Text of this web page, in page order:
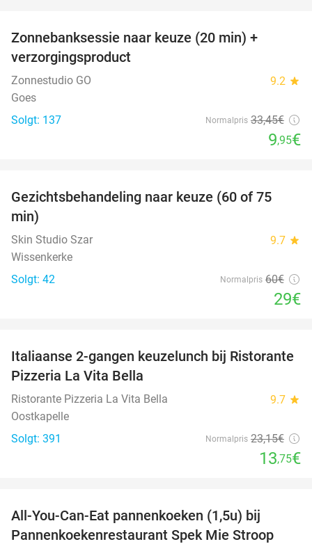
Zonnebanksessie naar keuze (20 min) +
verzorgingsproduct
Zonnestudio GO 9.2 star
Goes
Solgt: 137
Normalpris 33,45€
9,95€
52%
Gezichtsbehandeling naar keuze (60 of 75
min)
Skin Studio Szar 9.7 star
Wissenkerke
Solgt: 42
Normalpris 60€
29€
41%
Italiaanse 2-gangen keuzelunch bij Ristorante
Pizzeria La Vita Bella
Ristorante Pizzeria La Vita Bella 9.7 star
Oostkapelle
Solgt: 391
Normalpris 23,15€
13,75€
All-You-Can-Eat pannenkoeken (1,5u) bij
Pannenkoekenrestaurant Spek Mie Stroop